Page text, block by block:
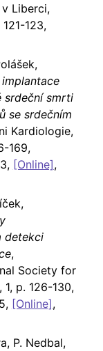
Liberci,
123,
srdeční smrti
se srdečním
Kardiologie,
169,
[Online],
detekci
,
Society for
1, p. 126-130,
[Online],
P. Nedbal,